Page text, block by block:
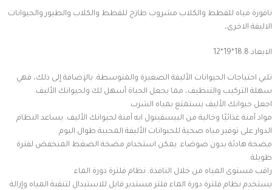
نافورة مياه للقطط والكلاب مشروب طازج للقطط والكلاب والطيور والحيوانات
الاليفة الاخرى،
الابعاد 18.8*19*12
تلبي احتياجات الحيوانات الأليفة الصغيرة والمتوسطة. بالإضافة إلى ذلك، فهي
سهلة التركيب والتنظيف، مما يجعل الحياة أسهل لك ولحيوانك الأليف.
اجعل حيوانك الأليف يستمتع بمياه الشرب
مواد آمنة غذائيًا وخالية من البيسفينول ايه آمنة لحيوانك الأليف. يساعد النظام
الدوار على توفير مياه صحية للحيوانات الأليفة المحببة طوال اليوم
مضخة هادئة بدون ضوضاء. يمكن استخدام مضخة الضغط المنخفض لفترة
طويلة.
راقب مستوى المياه من خلال النافذة. نظام فلترة دورة الماء
يستخدم نظام فلترة دورة الماء فلتر مستدير قابل للاستبدال لتنقية المياه وإزالة